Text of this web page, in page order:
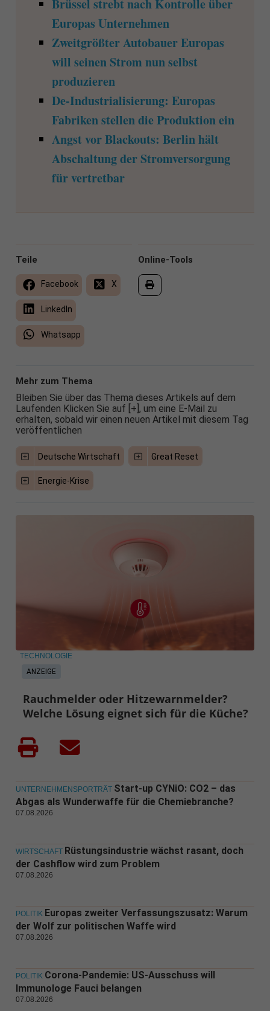
Brüssel strebt nach Kontrolle über
Europas Unternehmen
Zweitgrößter Autobauer Europas
will seinen Strom nun selbst
produzieren
De-Industrialisierung: Europas
Fabriken stellen die Produktion ein
Angst vor Blackouts: Berlin hält
Abschaltung der Stromversorgung
für vertretbar
Online-Tools
Teile
Facebook X
LinkedIn
Whatsapp
Mehr zum Thema
Bleiben Sie über das Thema dieses Artikels auf dem
Laufenden Klicken Sie auf [+], um eine E-Mail zu
erhalten, sobald wir einen neuen Artikel mit diesem Tag
veröffentlichen
Deutsche Wirtschaft Great Reset
Energie-Krise
ANZEIGE
TECHNOLOGIE
Rauchmelder oder Hitzewarnmelder?
Welche Lösung eignet sich für die Küche?
UNTERNEHMENSPORTRÄT Start-up CYNiO: CO2 – das
Abgas als Wunderwaffe für die Chemiebranche?
07.08.2026
WIRTSCHAFT Rüstungsindustrie wächst rasant, doch
der Cashflow wird zum Problem
07.08.2026
POLITIK Europas zweiter Verfassungszusatz: Warum
der Wolf zur politischen Waffe wird
07.08.2026
POLITIK Corona-Pandemie: US-Ausschuss will
Immunologe Fauci belangen
07.08.2026